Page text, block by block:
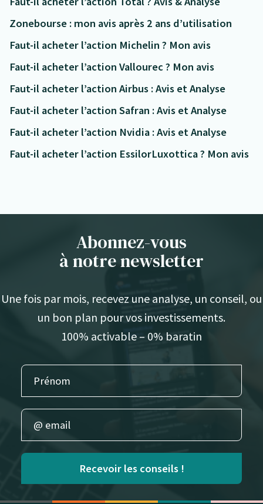
Zonebourse : mon avis après 2 ans d’utilisation
Faut-il acheter l’action Michelin ? Mon avis
Faut-il acheter l’action Vallourec ? Mon avis
Faut-il acheter l’action Airbus : Avis et Analyse
Faut-il acheter l’action Safran : Avis et Analyse
Faut-il acheter l’action Nvidia : Avis et Analyse
Faut-il acheter l’action EssilorLuxottica ? Mon avis
Abonnez-vous
à notre newsletter
Une fois par mois, recevez une analyse, un conseil, ou
un bon plan pour vos investissements.
100% activable – 0% baratin
Recevoir les conseils !